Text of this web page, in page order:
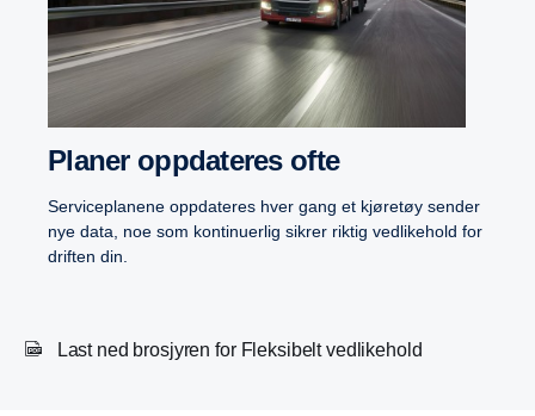
Planer oppdateres ofte
Serviceplanene oppdateres hver gang et kjøretøy sender
nye data, noe som kontinuerlig sikrer riktig vedlikehold for
driften din.
Last ned brosjyren for Fleksibelt vedlikehold